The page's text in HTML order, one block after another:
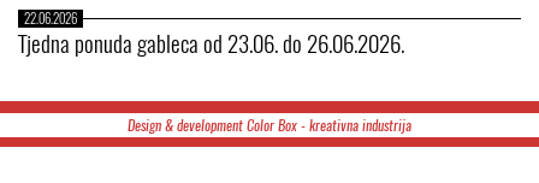
22.06.2026
Tjedna ponuda gableca od 23.06. do 26.06.2026.
Design & development Color Box - kreativna industrija